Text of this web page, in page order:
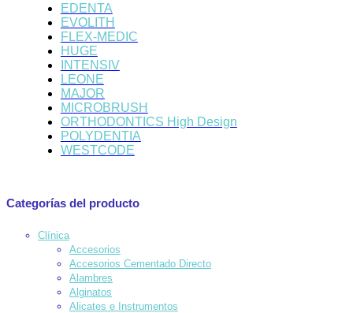
EDENTA
EVOLITH
FLEX-MEDIC
HUGE
INTENSIV
LEONE
MAJOR
MICROBRUSH
ORTHODONTICS High Design
POLYDENTIA
WESTCODE
Categorías del producto
Clínica
Accesorios
Accesorios Cementado Directo
Alambres
Alginatos
Alicates e Instrumentos